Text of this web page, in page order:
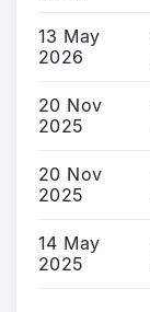
13 May
2026
20 Nov
2025
20 Nov
2025
14 May
2025